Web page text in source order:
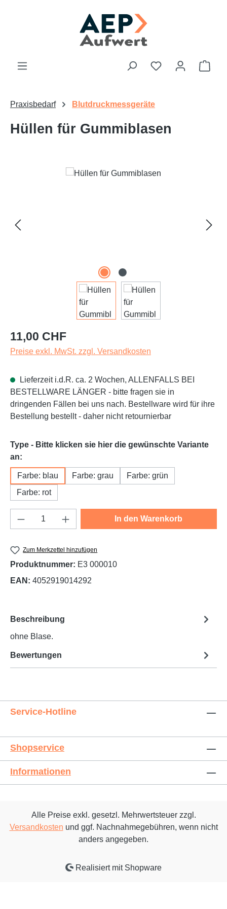
Du hast 0
Praxisbedarf Blutdruckmessgeräte
Hüllen für Gummiblasen
Bildergalerie überspringen
Regulärer Preis:
11,00 CHF
Preise exkl. MwSt. zzgl. Versandkosten
Lieferzeit i.d.R. ca. 2 Wochen, ALLENFALLS BEI
BESTELLWARE LÄNGER - bitte fragen sie in
dringenden Fällen bei uns nach. Bestellware wird für ihre
Bestellung bestellt - daher nicht retournierbar
Type - Bitte klicken sie hier die gewünschte Variante
an:
Farbe: blau Farbe: grau
Farbe: grün
Farbe: rot
Produkt Anzahl: Gib den gewünschten
In den Warenkorb
Zum Merkzettel hinzufügen
Produktnummer: E3 000010
EAN: 4052919014292
Beschreibung
ohne Blase.
Bewertungen
Service-Hotline
Shopservice
Informationen
Alle Preise exkl. gesetzl. Mehrwertsteuer zzgl.
Versandkosten und ggf. Nachnahmegebühren, wenn nicht
anders angegeben.
Realisiert mit Shopware